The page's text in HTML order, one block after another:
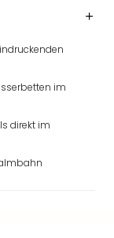
im
direkt im